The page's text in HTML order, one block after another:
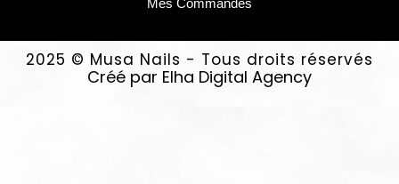
Mes Commandes
2025 © Musa Nails - Tous droits réservés
Créé par Elha Digital Agency